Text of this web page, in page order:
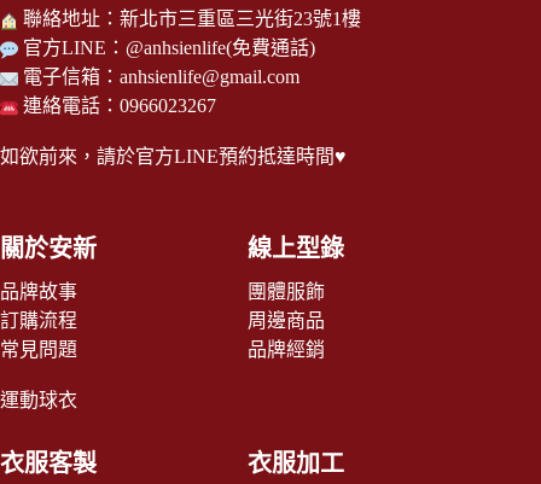
聯絡地址：新北市三重區三光街23號1樓
官方LINE： @anhsienlife(免費通話)
電子信箱： anhsienlife@gmail.com
連絡電話：0966023267
如欲前來，請於官方LINE預約抵達時間♥
關於安新 線上型錄
品牌故事
訂購流程
常見問題
運動球衣
團體服飾
周邊商品
品牌經銷
衣服客製 衣服加工